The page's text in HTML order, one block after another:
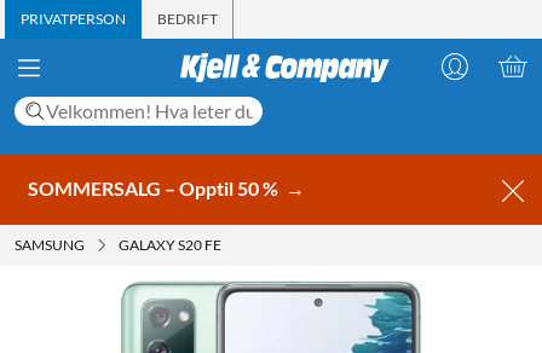
PRIVATPERSON BEDRIFT
SOMMERSALG – Opptil 50 % →
SAMSUNG GALAXY S20 FE